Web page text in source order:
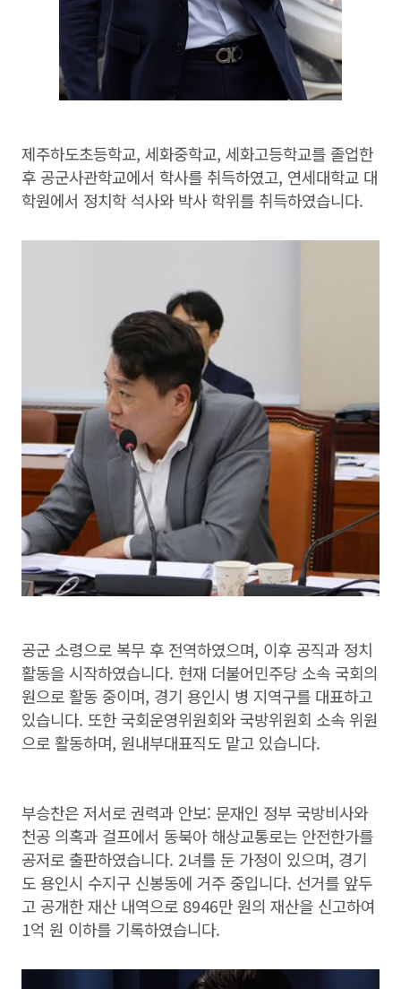
제주하도초등학교, 세화중학교, 세화고등학교를 졸업한
후 공군사관학교에서 학사를 취득하였고, 연세대학교 대
학원에서 정치학 석사와 박사 학위를 취득하였습니다.
공군 소령으로 복무 후 전역하였으며, 이후 공직과 정치
활동을 시작하였습니다. 현재 더불어민주당 소속 국회의
원으로 활동 중이며, 경기 용인시 병 지역구를 대표하고
있습니다. 또한 국회운영위원회와 국방위원회 소속 위원
으로 활동하며, 원내부대표직도 맡고 있습니다.
부승찬은 저서로 권력과 안보: 문재인 정부 국방비사와
천공 의혹과 걸프에서 동북아 해상교통로는 안전한가를
공저로 출판하였습니다. 2녀를 둔 가정이 있으며, 경기
도 용인시 수지구 신봉동에 거주 중입니다. 선거를 앞두
고 공개한 재산 내역으로 8946만 원의 재산을 신고하여
1억 원 이하를 기록하였습니다.